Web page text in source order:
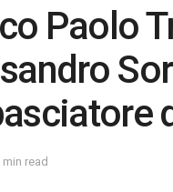
Paolo
read